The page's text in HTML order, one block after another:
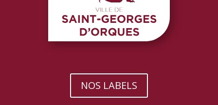
NOS LABELS